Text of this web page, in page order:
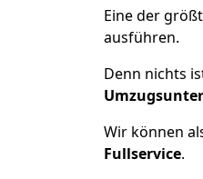
Eine der
ausführen.
Denn nichts
Wir können
Fullservice.